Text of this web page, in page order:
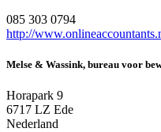
085 303 0794
http://
Melse & Wassink, bureau voor
Horapark 9
6717 LZ Ede
Nederland